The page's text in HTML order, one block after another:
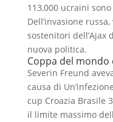
113,000 ucraini
Dell’invasione
sostenitori dell’Ajax
nuova politica.
Coppa del mondo
Severin Freund
causa di
cup Croazia Brasile
il limite massimo